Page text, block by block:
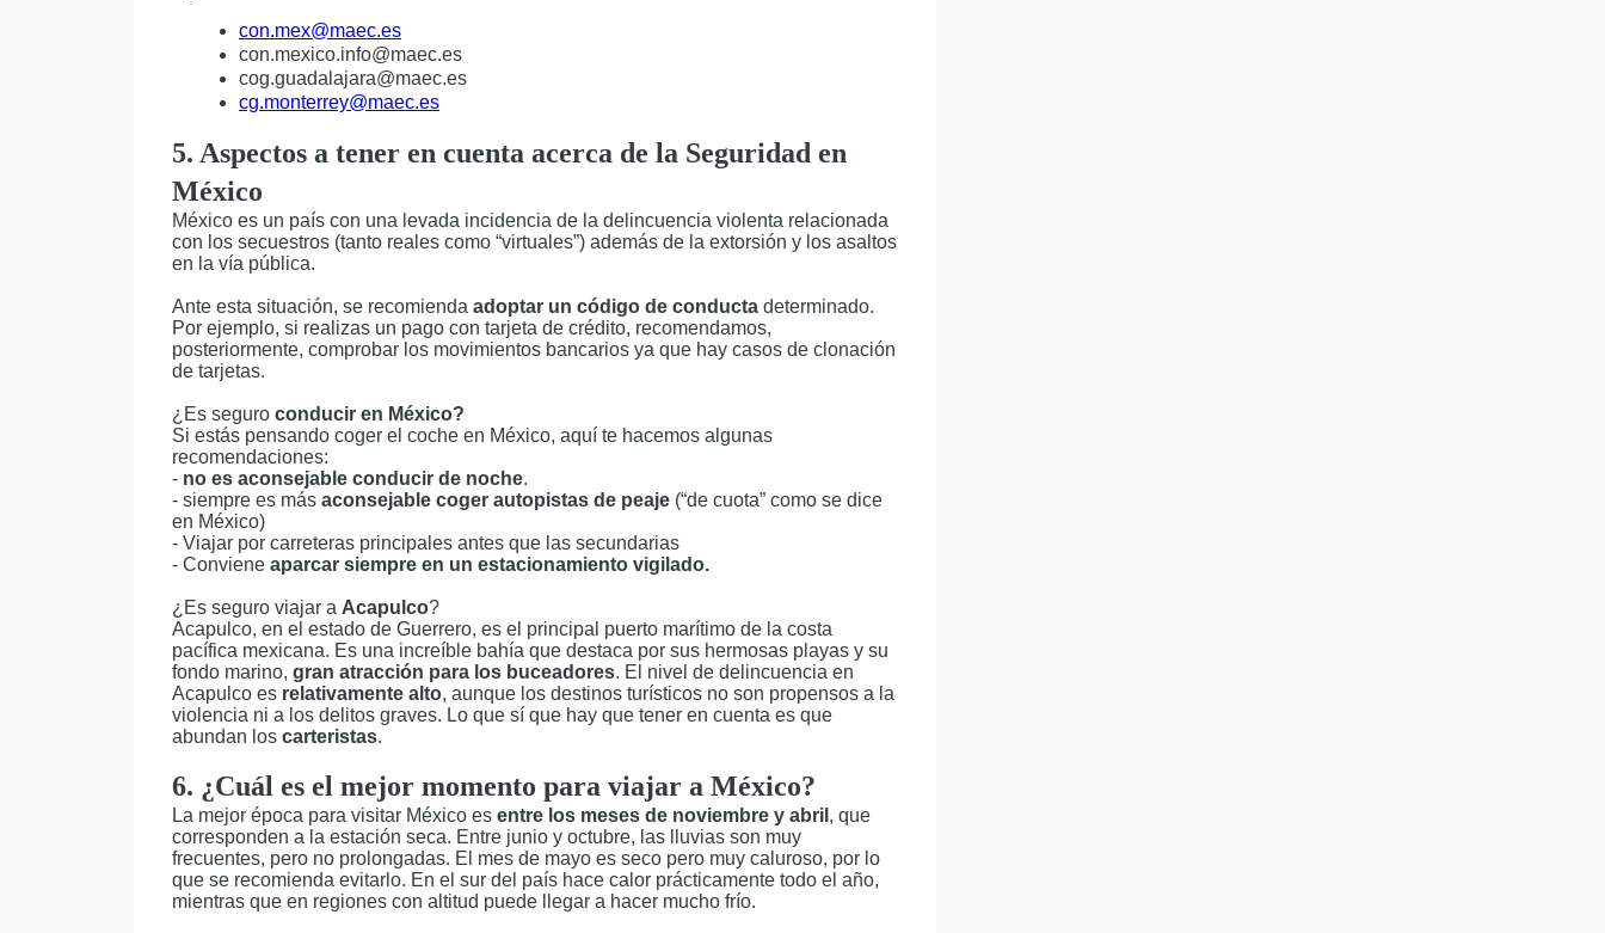
con.mex@maec.es
con.mexico.info@maec.es
cog.guadalajara@maec.es
cg.monterrey@maec.es
5. Aspectos a tener en cuenta acerca de la Seguridad en
México
México es un país con una levada incidencia de la delincuencia violenta relacionada
con los secuestros (tanto reales como “virtuales”) además de la extorsión y los asaltos
en la vía pública.
Ante esta situación, se recomienda adoptar un código de conducta determinado.
Por ejemplo, si realizas un pago con tarjeta de crédito, recomendamos,
posteriormente, comprobar los movimientos bancarios ya que hay casos de clonación
de tarjetas.
¿Es seguro conducir en México?
Si estás pensando coger el coche en México, aquí te hacemos algunas
recomendaciones:
- no es aconsejable conducir de noche.
- siempre es más aconsejable coger autopistas de peaje (“de cuota” como se dice
en México)
- Viajar por carreteras principales antes que las secundarias
- Conviene aparcar siempre en un estacionamiento vigilado.
¿Es seguro viajar a Acapulco?
Acapulco, en el estado de Guerrero, es el principal puerto marítimo de la costa
pacífica mexicana. Es una increíble bahía que destaca por sus hermosas playas y su
fondo marino, gran atracción para los buceadores. El nivel de delincuencia en
Acapulco es relativamente alto, aunque los destinos turísticos no son propensos a la
violencia ni a los delitos graves. Lo que sí que hay que tener en cuenta es que
abundan los carteristas.
6. ¿Cuál es el mejor momento para viajar a México?
La mejor época para visitar México es entre los meses de noviembre y abril , que
corresponden a la estación seca. Entre junio y octubre, las lluvias son muy
frecuentes, pero no prolongadas. El mes de mayo es seco pero muy caluroso, por lo
que se recomienda evitarlo. En el sur del país hace calor prácticamente todo el año,
mientras que en regiones con altitud puede llegar a hacer mucho frío.